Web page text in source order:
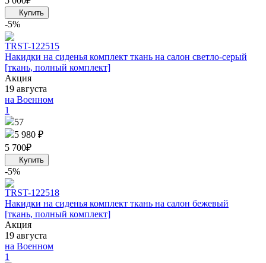
-5%
TRST-122515
Накидки на сиденья комплект ткань на салон светло-серый
[ткань, полный комплект]
Акция
19 августа
на Военном
1
57
5 980 ₽
5 700₽
-5%
TRST-122518
Накидки на сиденья комплект ткань на салон бежевый
[ткань, полный комплект]
Акция
19 августа
на Военном
1